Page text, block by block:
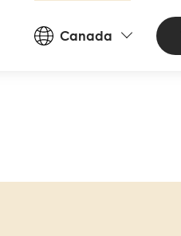
Countries
and
Canada